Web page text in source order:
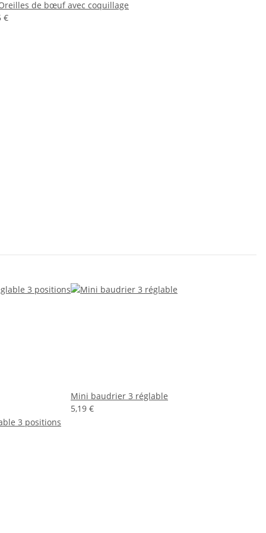
de bœuf avec coquillage
€
3 positions
Mini baudrier 3 réglable
5,19 €